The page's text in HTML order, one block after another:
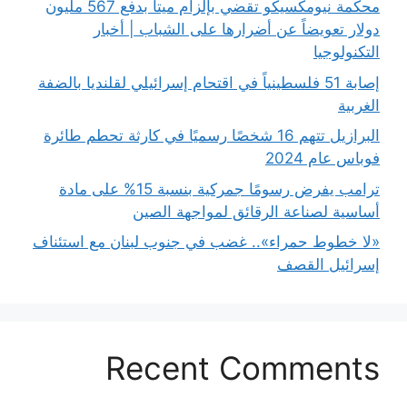
محكمة نيومكسيكو تقضي بإلزام ميتا بدفع 567 مليون
دولار تعويضاً عن أضرارها على الشباب | أخبار
التكنولوجيا
إصابة 51 فلسطينياً في اقتحام إسرائيلي لقلنديا بالضفة
الغربية
البرازيل تتهم 16 شخصًا رسميًا في كارثة تحطم طائرة
فوباس عام 2024
ترامب يفرض رسومًا جمركية بنسبة 15% على مادة
أساسية لصناعة الرقائق لمواجهة الصين
«لا خطوط حمراء».. غضب في جنوب لبنان مع استئناف
إسرائيل القصف
Recent Comments